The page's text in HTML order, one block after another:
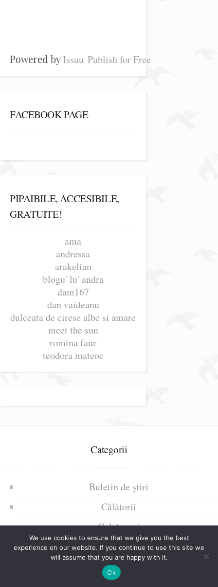
Powered byIssuu Publish for Free
FACEBOOK PAGE
PIPAIBILE, ACCESIBILE,
GRATUITE!
ama
andressa
arakelian
blogu' lu' andra
dam167
dan vaideanu
dulceata de cirese albe si amare
meet the sun
romina faur
teodora mateoc
Categorii
Buletin de știri
Călătorii
Colaborari
Cursuri povestite
Poarta Riduri
We use cookies to ensure that we give you the best
experience on our website. If you continue to use this site we
will assume that you are happy with it.
Ok